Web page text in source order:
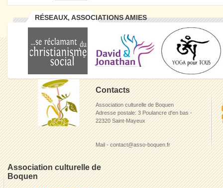
RÉSEAUX, ASSOCIATIONS AMIES
Contacts
Association culturelle de Boquen
Adresse postale: 3 Poulancre d'en bas -
22320 Saint-Mayeux
Mail - contact@asso-boquen.fr
Association culturelle de
Boquen